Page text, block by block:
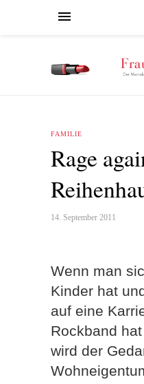
FAMILIE
Rage
14. September 2011
Wenn man
Kinder hat
auf eine
Rockband
wird der